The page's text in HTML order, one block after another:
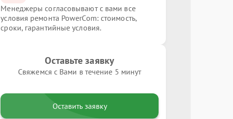
Менеджеры согласовывают с вами все
условия ремонта PowerCom: стоимость,
сроки, гарантийные условия.
Оставьте заявку
Свяжемся с Вами в течение 5 минут
Оставить заявку